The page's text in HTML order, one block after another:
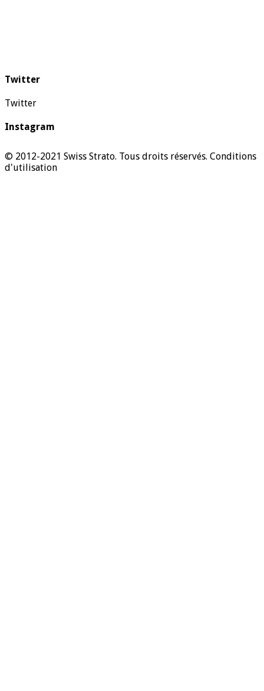
Twitter
Twitter
Instagram
© 2012-2021 Swiss Strato. Tous droits réservés. Conditions
d'utilisation